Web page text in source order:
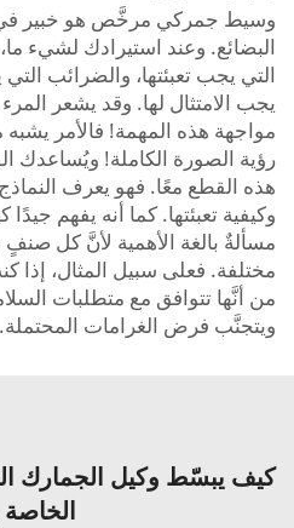
وسيط جمركي مرخَّص هو خبير في
البضائع. وعند استيرادك لشيء
التي يجب تعبئتها، والضرائب
يجب الامتثال لها. وقد يشعر
مواجهة هذه المهمة! فالأمر
رؤية الصورة الكاملة!
هذه القطع معًا. فهو يعرف
وكيفية تعبئتها. كما أنه يفهم
مسألةٌ بالغة الأهمية لأنَّ كل
مختلفة. فعلى سبيل المثال، إذا
من أنَّها تتوافق مع متطلبات
ويتجنَّب فرض الغرامات المحتملة.
كيف يبسّط وكيل الجمارك